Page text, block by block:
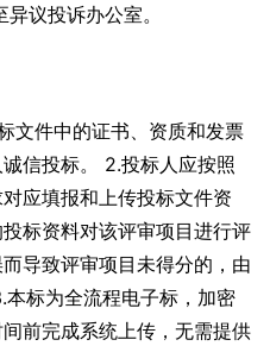
议投诉办公室。
文件中的证书、资质和发票
信投标。 2.投标人应按照
应填报和上传投标文件资
标资料对该评审项目进行评
导致评审项目未得分的，由
标为全流程电子标，加密
前完成系统上传，无需提供